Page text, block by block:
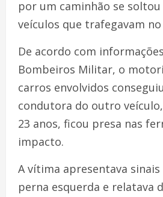
por um caminhão se
veículos que trafegavam
De acordo com
Bombeiros Militar, o
carros envolvidos
condutora do outro
23 anos, ficou presa nas
impacto.
A vítima apresentava
perna esquerda e relatava